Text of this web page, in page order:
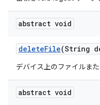
abstract void
deleteFile(String
デバイス上のファイルま
abstract void